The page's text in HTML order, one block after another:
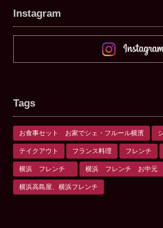
Instagram
Tags
お食事セット お家でシェ・フルール横濱
テイクアウト フランス料理 フレンチ
横浜 フレンチ 横浜 フレンチ お中元
横浜高島屋、横浜フレンチ